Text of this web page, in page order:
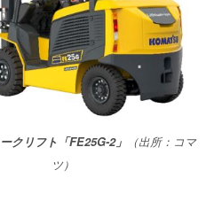
クリフト「FE25G-2」
（出所：コマ
ツ）